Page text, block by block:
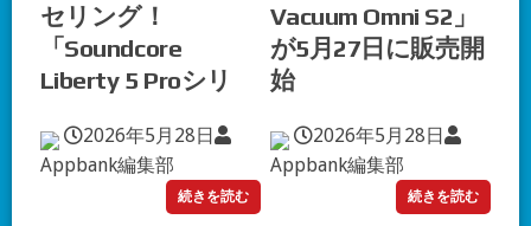
セリング！
「Soundcore
Liberty 5 Proシリ
2026年5月28日
Appbank編集部
続きを読む
Vacuum Omni S2」
が5月27日に販売開
始
2026年5月28日
Appbank編集部
続きを読む